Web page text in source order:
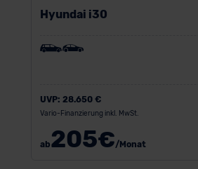
Hyundai i30
UVP: 28.650 €
Vario-Finanzierung inkl. MwSt.
ab205€/Monat